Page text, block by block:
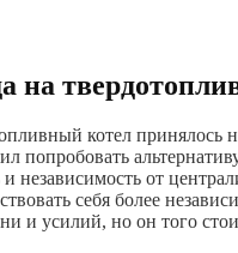
на
котел принялось
попробовать
независимость от
себя более
и усилий, но он того